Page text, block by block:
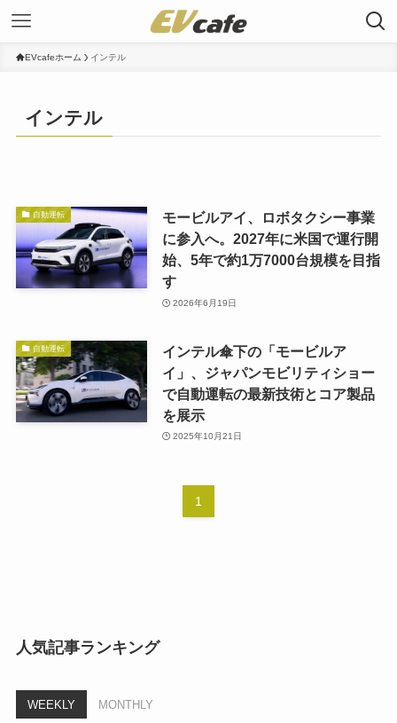
EVcafeホーム インテル
インテル
自動運転
モービルアイ、ロボタクシー事業
に参入へ。2027年に米国で運行開
始、5年で約1万7000台規模を目指
す
2026年6月19日
自動運転
インテル傘下の「モービルア
イ」、ジャパンモビリティショー
で自動運転の最新技術とコア製品
を展示
2025年10月21日
1
人気記事ランキング
WEEKLY MONTHLY